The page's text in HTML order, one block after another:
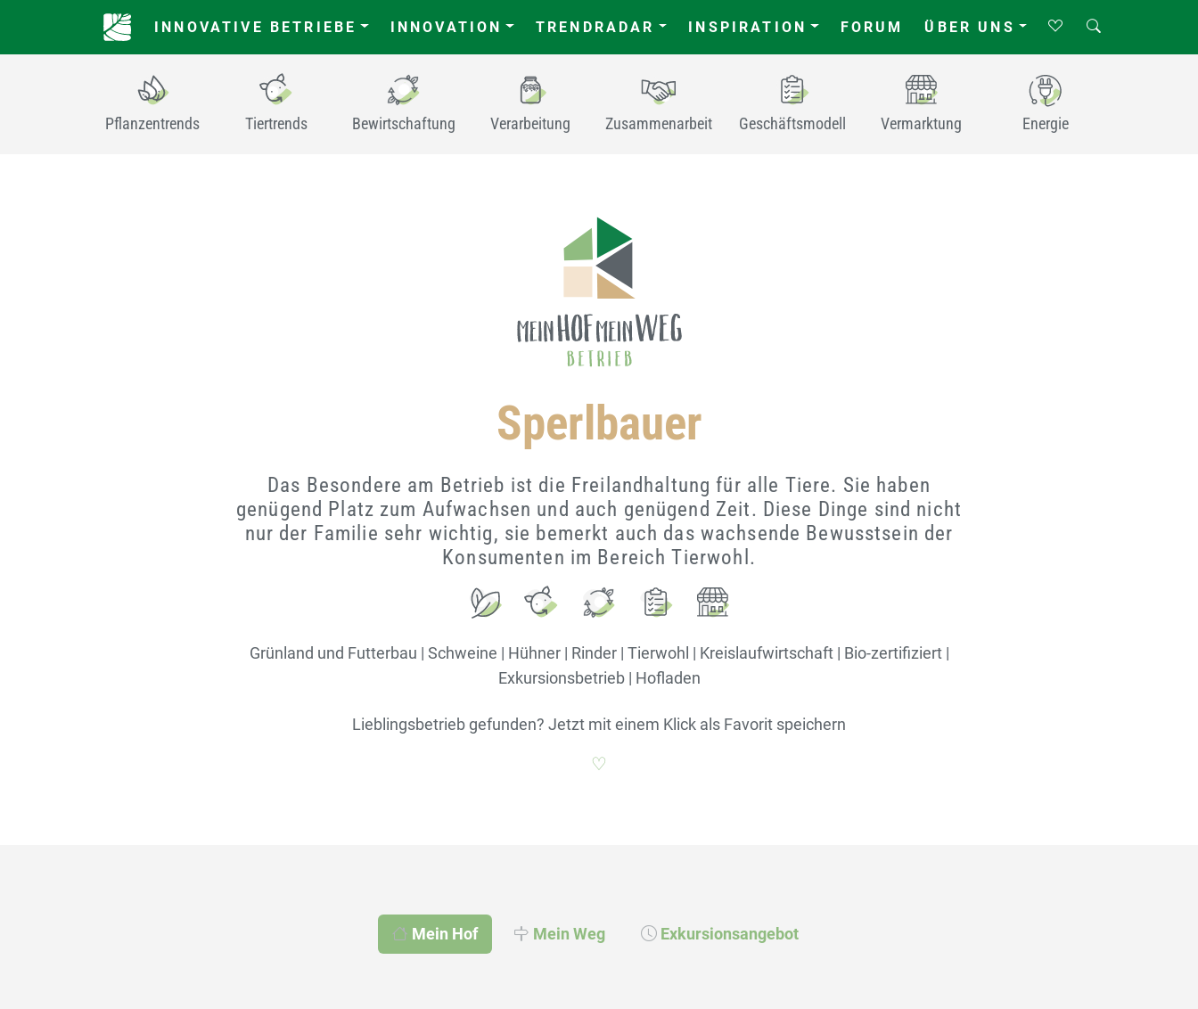
INNOVATIVE BETRIEBE INNOVATION TRENDRADAR INSPIRATION FORUM ÜBER UNS
Pflanzentrends Tiertrends Bewirtschaftung Verarbeitung Zusammenarbeit Geschäftsmodell Vermarktung Energie
Sperlbauer
Das Besondere am Betrieb ist die Freilandhaltung für alle Tiere. Sie haben
genügend Platz zum Aufwachsen und auch genügend Zeit. Diese Dinge sind nicht
nur der Familie sehr wichtig, sie bemerkt auch das wachsende Bewusstsein der
Konsumenten im Bereich Tierwohl.
Grünland und Futterbau | Schweine | Hühner | Rinder | Tierwohl | Kreislaufwirtschaft | Bio-zertifiziert |
Exkursionsbetrieb | Hofladen
Lieblingsbetrieb gefunden? Jetzt mit einem Klick als Favorit speichern
♡
Mein Hof Mein Weg Exkursionsangebot